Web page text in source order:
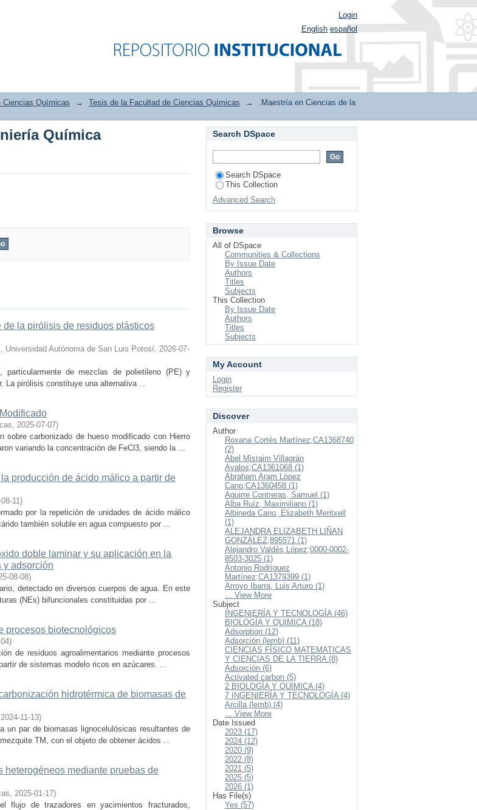
Química
Login
English español
Ciencias Químicas → Tesis de la Facultad de Ciencias Químicas →
.Maestría en Ciencias de la
Química
la pirólisis de residuos plásticos
Universidad Autónoma de San Luis Potosí, 2026-07-
particularmente de mezclas de polietileno (PE) y
La pirólisis constituye una alternativa ...
, 2025-07-07)
carbonizado de hueso modificado con Hierro
variando la concentración de FeCl3, siendo la ...
producción de ácido málico a partir de
11)
por la repetición de unidades de ácido málico
también soluble en agua compuesto por ...
doble laminar y su aplicación en la
y adsorción
08-08)
detectado en diversos cuerpos de agua. En este
(NEs) bifuncionales constituidas por ...
procesos biotecnológicos
)
de residuos agroalimentarios mediante procesos
de sistemas modelo ricos en azúcares. ...
hidrotérmica de biomasas de
2024-11-13)
un par de biomasas lignocelulósicas resultantes de
TM, con el objeto de obtener ácidos ...
mediante pruebas de
, 2025-01-17)
flujo de trazadores en yacimientos fracturados,
Search DSpace
Search DSpace
This Collection
Advanced Search
Browse
All of DSpace
Communities & Collections
By Issue Date
Authors
Titles
Subjects
This Collection
By Issue Date
Authors
Titles
Subjects
My Account
Login
Register
Discover
Author
Roxana Cortés Martínez;CA1368740
(2)
Abel Misraim Villagrán
Avalos;CA1361068 (1)
Abraham Aram López
Cano;CA1360458 (1)
Aguirre Contreras, Samuel (1)
Alba Ruíz, Maximiliano (1)
Albineda Cano, Elizabeth Meritxell
(1)
ALEJANDRA ELIZABETH LIÑAN
GONZÁLEZ;895571 (1)
Alejandro Valdés López;0000-0002-
8503-3025 (1)
Antonio Rodríguez
Martínez;CA1379399 (1)
Arroyo Ibarra, Luis Arturo (1)
... View More
Subject
INGENIERÍA Y TECNOLOGÍA (46)
BIOLOGÍA Y QUIMICA (18)
Adsorption (12)
Adsorción (lemb) (11)
CIENCIAS FÍSICO MATEMATICAS
Y CIENCIAS DE LA TIERRA (8)
Adsorción (6)
Activated carbon (5)
2 BIOLOGÍA Y QUIMICA (4)
7 INGENIERÍA Y TECNOLOGÍA (4)
Arcilla (lemb) (4)
... View More
Date Issued
2023 (17)
2024 (12)
2020 (9)
2022 (8)
2021 (5)
2025 (5)
2026 (1)
Has File(s)
Yes (57)